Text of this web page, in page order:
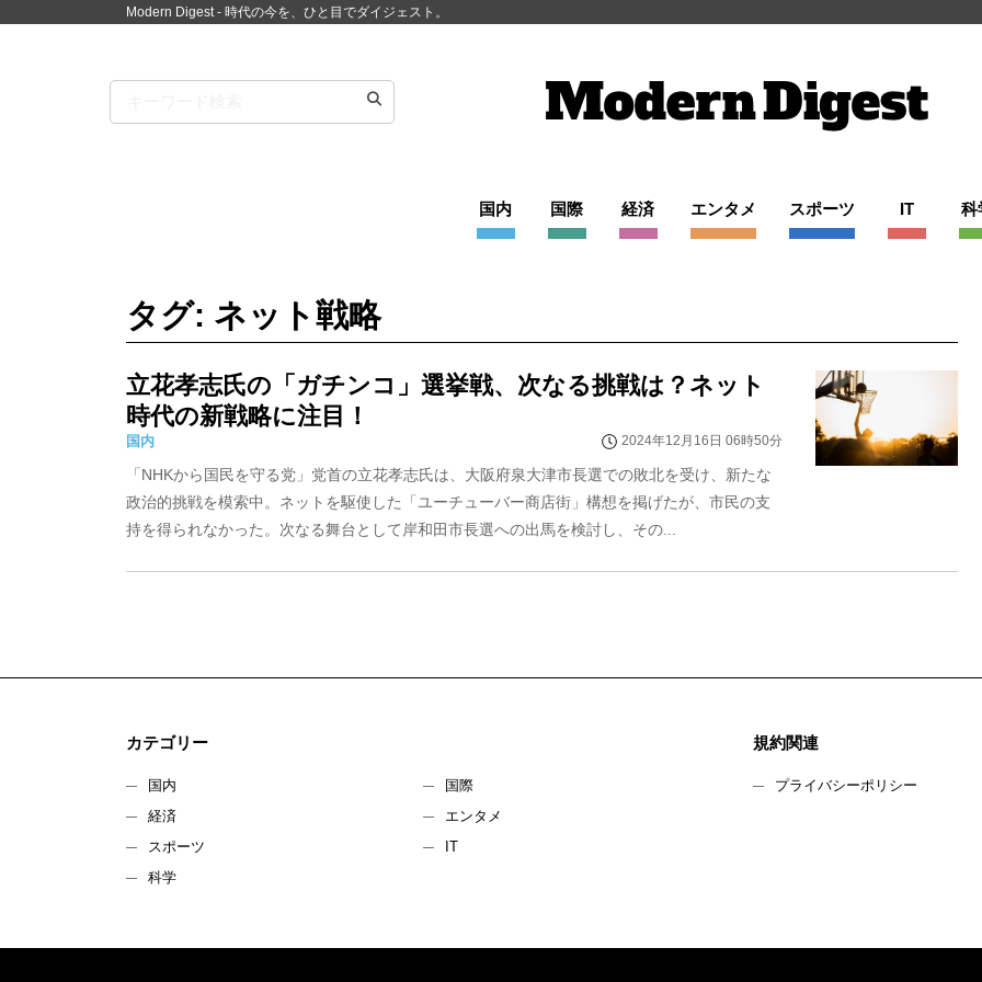
Modern Digest - 時代の今を、ひと目でダイジェスト。
国内 国際 経済 エンタメ スポーツ IT 科
タグ: ネット戦略
立花孝志氏の「ガチンコ」選挙戦、次なる挑戦は？ネット
時代の新戦略に注目！
国内 2024年12月16日 06時50分
「NHKから国民を守る党」党首の立花孝志氏は、大阪府泉大津市長選での敗北を受け、新たな
政治的挑戦を模索中。ネットを駆使した「ユーチューバー商店街」構想を掲げたが、市民の支
持を得られなかった。次なる舞台として岸和田市長選への出馬を検討し、その...
カテゴリー
国内
国際
経済
エンタメ
スポーツ
IT
科学
規約関連
プライバシーポリシー